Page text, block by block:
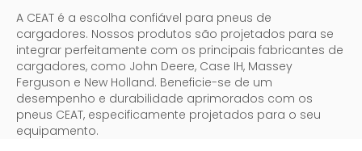
A CEAT é a escolha confiável para pneus de
cargadores. Nossos produtos são projetados para se
integrar perfeitamente com os principais fabricantes de
cargadores, como John Deere, Case IH, Massey
Ferguson e New Holland. Beneficie-se de um
desempenho e durabilidade aprimorados com os
pneus CEAT, especificamente projetados para o seu
equipamento.